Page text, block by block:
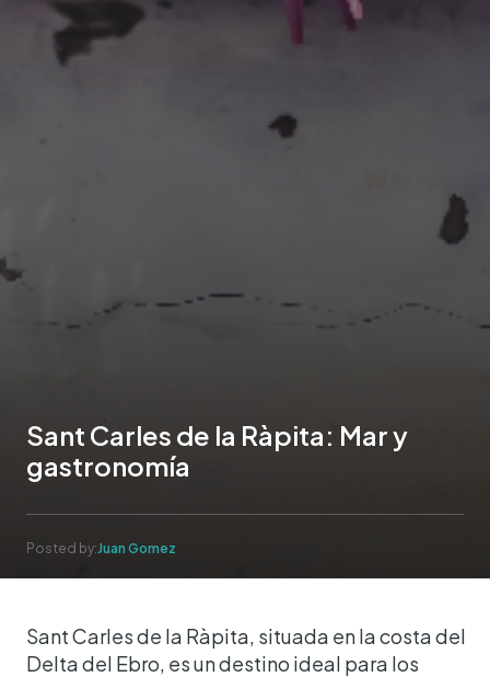
Sant Carles de la Ràpita: Mar y
gastronomía
Posted by:Juan Gomez
Sant Carles de la Ràpita, situada en la costa del
Delta del Ebro, es un destino ideal para los